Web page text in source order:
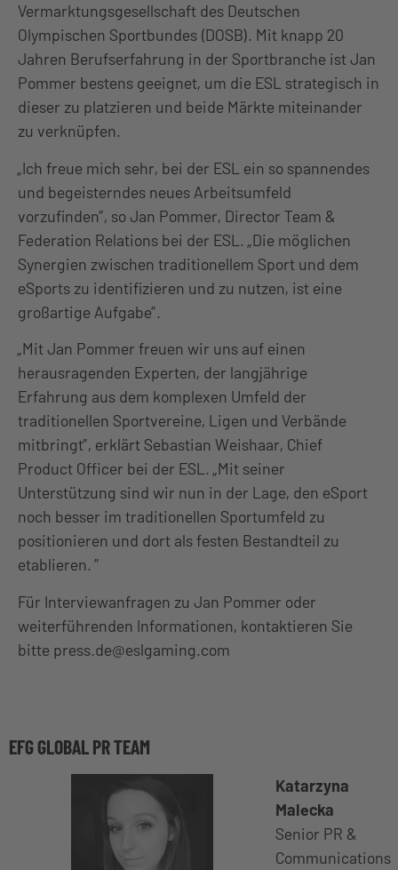
Vermarktungsgesellschaft des Deutschen
Olympischen Sportbundes (DOSB). Mit knapp 20
Jahren Berufserfahrung in der Sportbranche ist Jan
Pommer bestens geeignet, um die ESL strategisch in
dieser zu platzieren und beide Märkte miteinander
zu verknüpfen.
„Ich freue mich sehr, bei der ESL ein so spannendes
und begeisterndes neues Arbeitsumfeld
vorzufinden”, so Jan Pommer, Director Team &
Federation Relations bei der ESL. „Die möglichen
Synergien zwischen traditionellem Sport und dem
eSports zu identifizieren und zu nutzen, ist eine
großartige Aufgabe”.
„Mit Jan Pommer freuen wir uns auf einen
herausragenden Experten, der langjährige
Erfahrung aus dem komplexen Umfeld der
traditionellen Sportvereine, Ligen und Verbände
mitbringt”, erklärt Sebastian Weishaar, Chief
Product Officer bei der ESL. „Mit seiner
Unterstützung sind wir nun in der Lage, den eSport
noch besser im traditionellen Sportumfeld zu
positionieren und dort als festen Bestandteil zu
etablieren. ”
Für Interviewanfragen zu Jan Pommer oder
weiterführenden Informationen, kontaktieren Sie
bitte press.de@eslgaming.com
EFG GLOBAL PR TEAM
Katarzyna
Malecka
Senior PR &
Communications